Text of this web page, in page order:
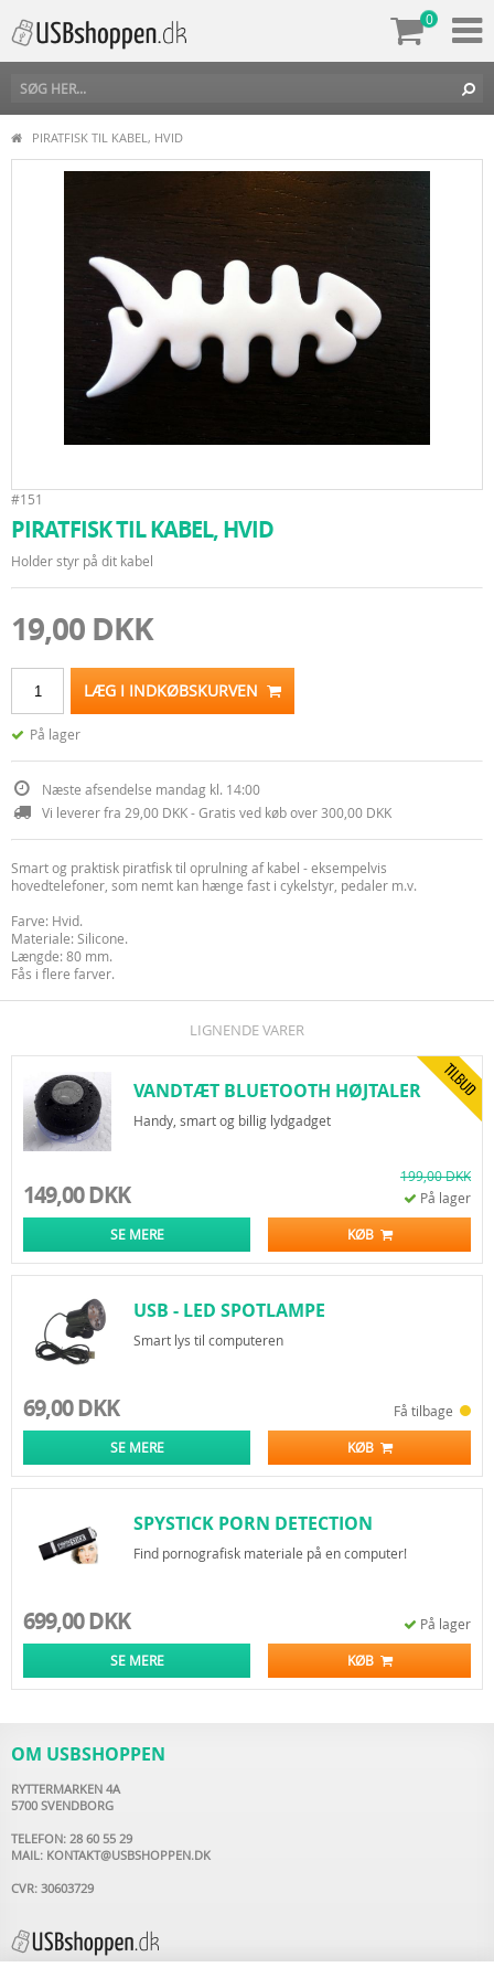
0
PIRATFISK TIL KABEL, HVID
#151
PIRATFISK TIL KABEL, HVID
Holder styr på dit kabel
19,00 DKK
LÆG I INDKØBSKURVEN
På lager
Næste afsendelse mandag kl. 14:00
Vi leverer fra 29,00 DKK - Gratis ved køb over 300,00 DKK
Smart og praktisk piratfisk til oprulning af kabel - eksempelvis
hovedtelefoner, som nemt kan hænge fast i cykelstyr, pedaler m.v.
Farve: Hvid.
Materiale: Silicone.
Længde: 80 mm.
Fås i flere farver.
LIGNENDE VARER
VANDTÆT BLUETOOTH HØJTALER
Handy, smart og billig lydgadget
149,00 DKK
199,00 DKK
På lager
SE MERE KØB
USB - LED SPOTLAMPE
Smart lys til computeren
69,00 DKK Få tilbage
SE MERE KØB
SPYSTICK PORN DETECTION
Find pornografisk materiale på en computer!
699,00 DKK På lager
SE MERE KØB
OM USBSHOPPEN
RYTTERMARKEN 4A
5700 SVENDBORG
TELEFON: 28 60 55 29
MAIL: KONTAKT@USBSHOPPEN.DK
CVR: 30603729